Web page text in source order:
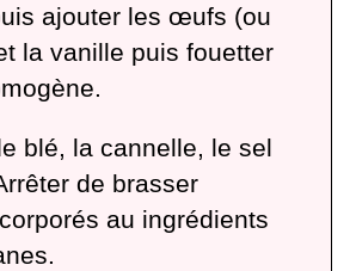
ajouter les œufs (ou
la vanille puis fouetter
blé, la cannelle, le sel
de brasser
au ingrédients